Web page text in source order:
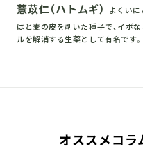
薏苡仁（ハトムギ） よくいに
はと麦の皮を剥いた種子で、イボ
ルを解消する生薬として有名です
オススメコラ